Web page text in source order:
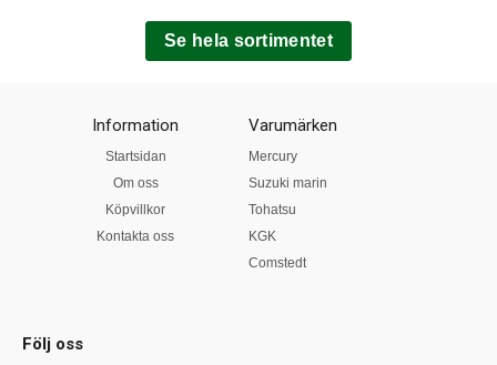
Se hela sortimentet
Information
Startsidan
Om oss
Köpvillkor
Kontakta oss
Varumärken
Mercury
Suzuki marin
Tohatsu
KGK
Comstedt
Följ oss